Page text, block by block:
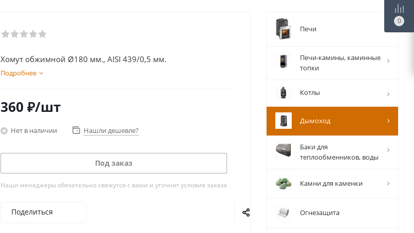
Хомут обжимной Ø180 мм., AISI 439/0,5 мм.
Подробнее
360 ₽/шт
Нет в наличии Нашли дешевле?
Под заказ
Наши менеджеры обязательно свяжутся с вами и уточнят условия заказа
Поделиться
Печи
Печи-камины, каминные
топки
Котлы
Дымоход
Баки для
теплообменников, воды
Камни для каменки
Огнезащита
0